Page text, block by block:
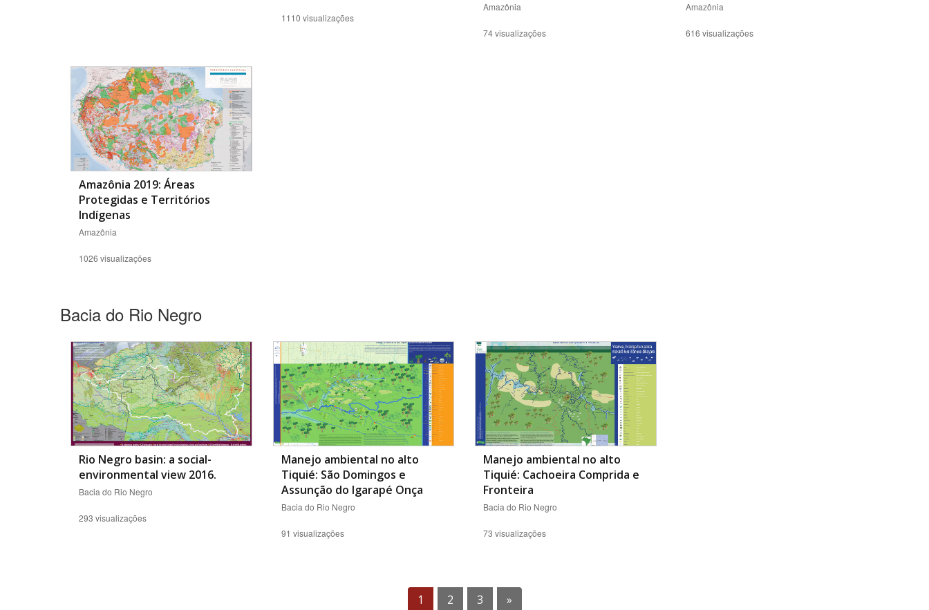
1110 visualizações
Amazônia
74 visualizações
Amazônia
616 visualizações
Amazônia 2019: Áreas
Protegidas e Territórios
Indígenas
Amazônia
1026 visualizações
Bacia do Rio Negro
Rio Negro basin: a social-
environmental view 2016.
Bacia do Rio Negro
293 visualizações
Manejo ambiental no alto
Tiquié: São Domingos e
Assunção do Igarapé Onça
Bacia do Rio Negro
91 visualizações
Manejo ambiental no alto
Tiquié: Cachoeira Comprida e
Fronteira
Bacia do Rio Negro
73 visualizações
1 2 3 »